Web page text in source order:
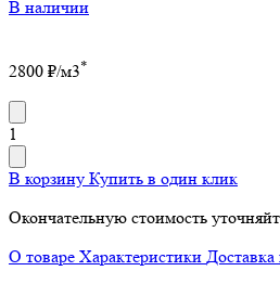
В наличии
2800 ₽/м3*
1
В корзину Купить в один клик
Окончательную стоимость
О товаре Характеристики Доставка